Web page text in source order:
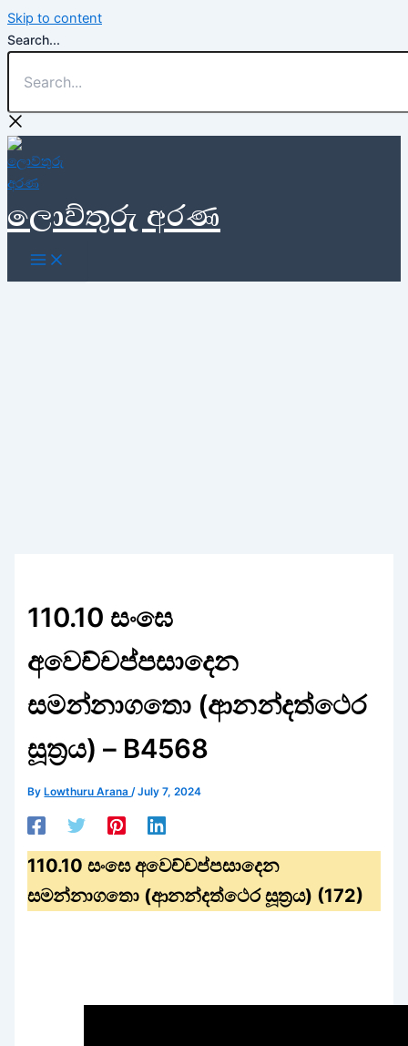
Skip to content
Search...
ලොව්තුරු අරණ
110.10 සංඝෙ
අවෙච්චප්පසාදෙන
සමන්නාගතො (ආනන්දත්ථෙර
සූත්‍රය) – B4568
By Lowthuru Arana/July 7, 2024
110.10 සංඝෙ අවෙච්චප්පසාදෙන
සමන්නාගතො (ආනන්දත්ථෙර සූත්‍රය) (172)